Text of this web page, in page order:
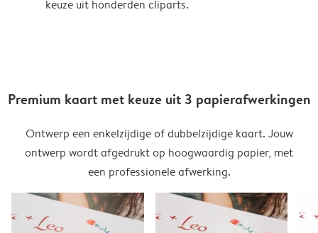
keuze uit honderden cliparts.
Premium kaart met keuze uit 3 papierafwerkingen
Ontwerp een enkelzijdige of dubbelzijdige kaart. Jouw
ontwerp wordt afgedrukt op hoogwaardig papier, met
een professionele afwerking.